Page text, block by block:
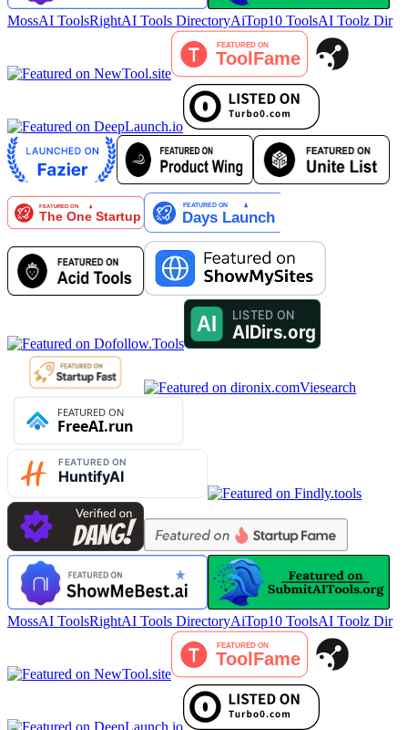
MossAI ToolsRightAI Tools DirectoryAiTop10 ToolsAI Toolz Dir
Viesearch
MossAI ToolsRightAI Tools DirectoryAiTop10 ToolsAI Toolz Dir